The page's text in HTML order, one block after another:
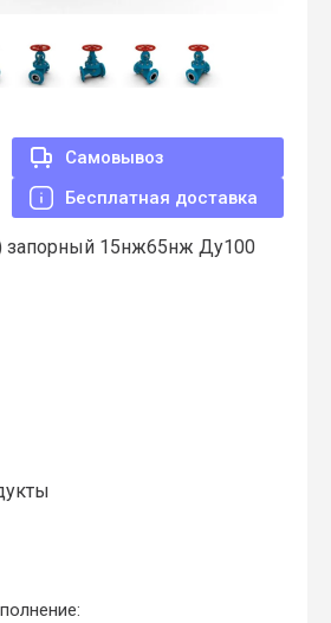
Самовывоз
Бесплатная доставка
запорный 15нж65нж Ду100